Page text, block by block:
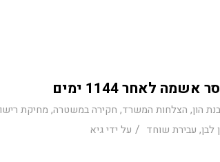
לאחר 1144 ימים
הון, הצלחות המשרד, חקירה במשטרה, מחיקת
לבן, עבירת שוחד / על ידיגיא